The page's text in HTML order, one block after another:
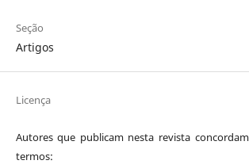
Seção
Artigos
Licença
Autores que publicam nesta revista
termos: